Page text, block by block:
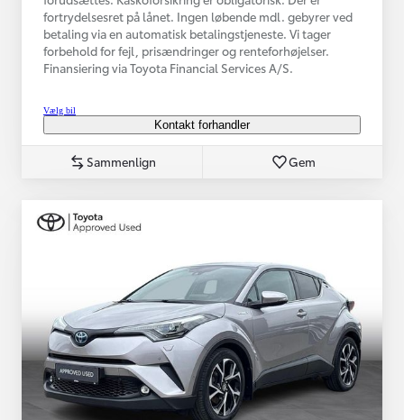
fortrydelsesret på lånet. Ingen løbende mdl. gebyrer ved
betaling via en automatisk betalingstjeneste. Vi tager
forbehold for fejl, prisændringer og renteforhøjelser.
Finansiering via Toyota Financial Services A/S.
Vælg bil
Kontakt forhandler
Sammenlign Gem